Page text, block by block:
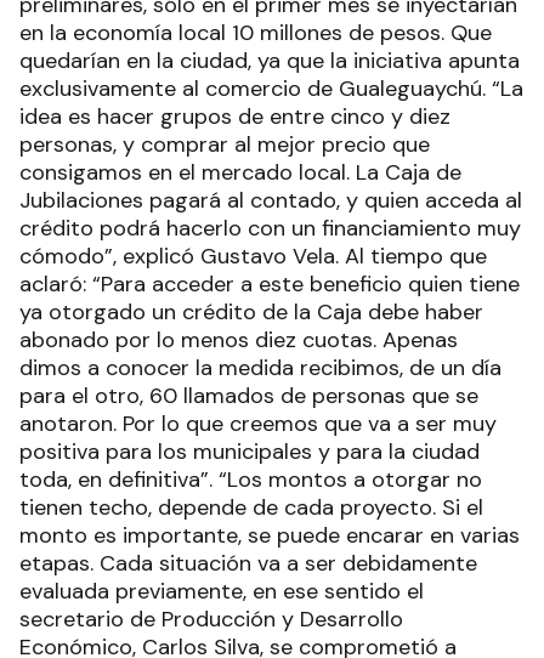
en la economía local 10 millones de pesos. Que
quedarían en la ciudad, ya que la iniciativa apunta
exclusivamente al comercio de Gualeguaychú. “La
idea es hacer grupos de entre cinco y diez
personas, y comprar al mejor precio que
consigamos en el mercado local. La Caja de
Jubilaciones pagará al contado, y quien acceda al
crédito podrá hacerlo con un financiamiento muy
cómodo”, explicó Gustavo Vela. Al tiempo que
aclaró: “Para acceder a este beneficio quien tiene
ya otorgado un crédito de la Caja debe haber
abonado por lo menos diez cuotas. Apenas
dimos a conocer la medida recibimos, de un día
para el otro, 60 llamados de personas que se
anotaron. Por lo que creemos que va a ser muy
positiva para los municipales y para la ciudad
toda, en definitiva”. “Los montos a otorgar no
tienen techo, depende de cada proyecto. Si el
monto es importante, se puede encarar en varias
etapas. Cada situación va a ser debidamente
evaluada previamente, en ese sentido el
secretario de Producción y Desarrollo
Económico, Carlos Silva, se comprometió a